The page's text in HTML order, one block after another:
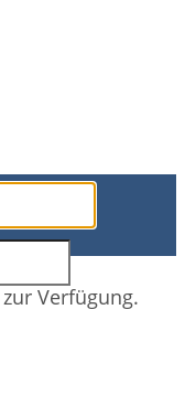
Verfügung.